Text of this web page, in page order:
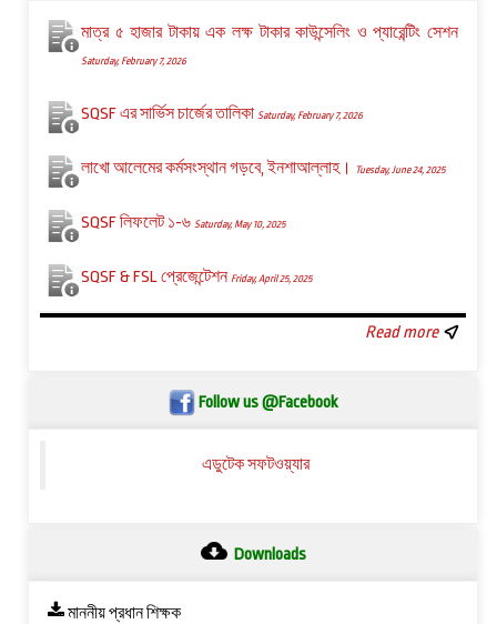
মাত্র ৫ হাজার টাকায় এক লক্ষ টাকার কাউন্সেলিং ও প্যারেন্টিং সেশন
Saturday, February 7, 2026
SQSF এর সার্ভিস চার্জের তালিকা Saturday, February 7, 2026
লাখো আলেমের কর্মসংস্থান গড়বে, ইনশাআল্লাহ। Tuesday, June 24, 2025
SQSF লিফলেট ১-৬ Saturday, May 10, 2025
SQSF & FSL প্রেজেন্টেশন Friday, April 25, 2025
Read more
Follow us @Facebook
এডুটেক সফটওয়্যার
Downloads
মাননীয় প্রধান শিক্ষক